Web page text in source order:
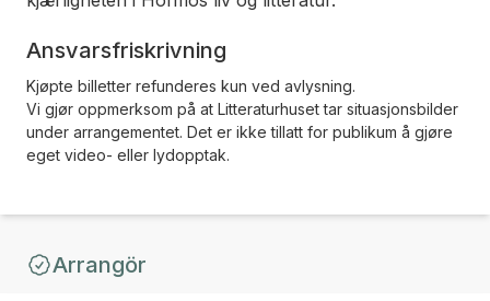
Ansvarsfriskrivning
Kjøpte billetter refunderes kun ved avlysning.
Vi gjør oppmerksom på at Litteraturhuset tar situasjonsbilder
under arrangementet. Det er ikke tillatt for publikum å gjøre
eget video- eller lydopptak.
Arrangör